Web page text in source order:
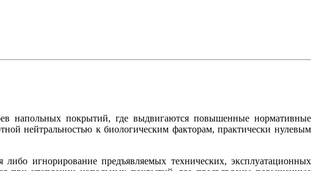
напольных покрытий, где выдвигаются повышенные нормативные
нейтральностью к биологическим факторам, практически нулевым
игнорирование предъявляемых технических, эксплуатационных